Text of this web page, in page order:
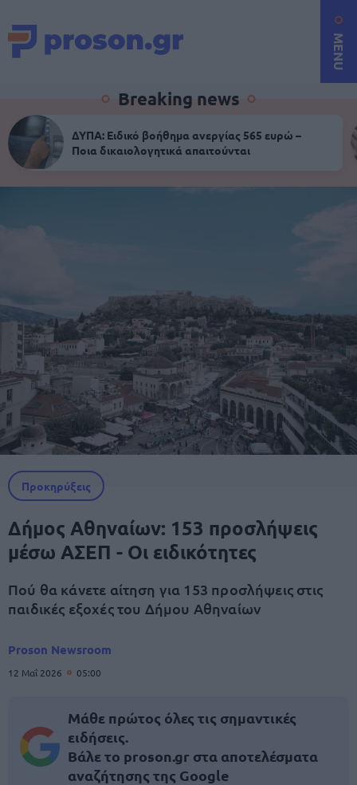
MENU
Breaking news
ΔΥΠΑ: Ειδικό βοήθημα ανεργίας 565 ευρώ –
Ποια δικαιολογητικά απαιτούνται
Προκηρύξεις
Δήμος Αθηναίων: 153 προσλήψεις
μέσω ΑΣΕΠ - Οι ειδικότητες
Πού θα κάνετε αίτηση για 153 προσλήψεις στις
παιδικές εξοχές του Δήμου Αθηναίων
Proson Newsroom
12 Μαΐ 2026 05:00
Μάθε πρώτος όλες τις σημαντικές
ειδήσεις.
Βάλε το proson.gr στα αποτελέσματα
αναζήτησης της Google